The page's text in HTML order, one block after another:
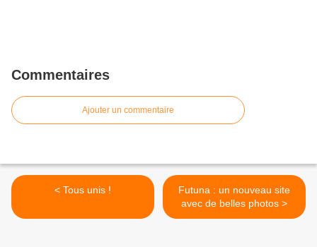
Commentaires
Ajouter un commentaire
< Tous unis !
Futuna : un nouveau site
avec de belles photos >